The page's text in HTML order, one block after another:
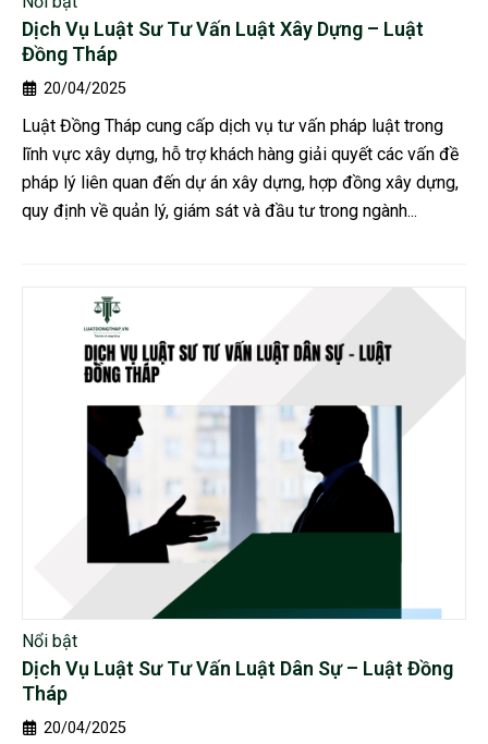
Dịch Vụ Luật Sư Tư Vấn Luật Xây Dựng – Luật
Đồng Tháp
20/04/2025
Luật Đồng Tháp cung cấp dịch vụ tư vấn pháp luật trong
lĩnh vực xây dựng, hỗ trợ khách hàng giải quyết các vấn đề
pháp lý liên quan đến dự án xây dựng, hợp đồng xây dựng,
quy định về quản lý, giám sát và đầu tư trong ngành...
Nổi bật
Dịch Vụ Luật Sư Tư Vấn Luật Dân Sự – Luật Đồng
Tháp
20/04/2025